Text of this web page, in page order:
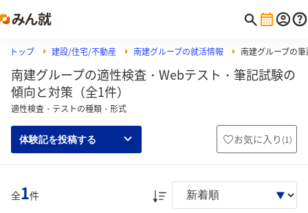
トップ 建設/住宅/不動産 南建グループの就活情報 南建グループの
南建グループの適性検査・Webテスト・筆記試験の
傾向と対策（全1件）
適性検査・テストの種類・形式
体験記を投稿する お気に入り (1)
全1件